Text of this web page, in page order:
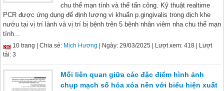
chu thể mạn tính và thể tấn công. Kỹ thuật realtime
PCR được ứng dụng để định lượng vi khuẩn p.gingivalis trong dịch khe
nướu tại vị trí lành và vị trí bị bệnh trên 5 bệnh nhân viêm nha chu thể mạn
tính...
10 trang | Chia sẻ: Mịch Hương | Ngày: 29/03/2025 | Lượt xem: 418 | Lượt
tải: 3
Mối liên quan giữa các đặc điểm hình ảnh
chụp mạch số hóa xóa nền với biểu hiện xuất